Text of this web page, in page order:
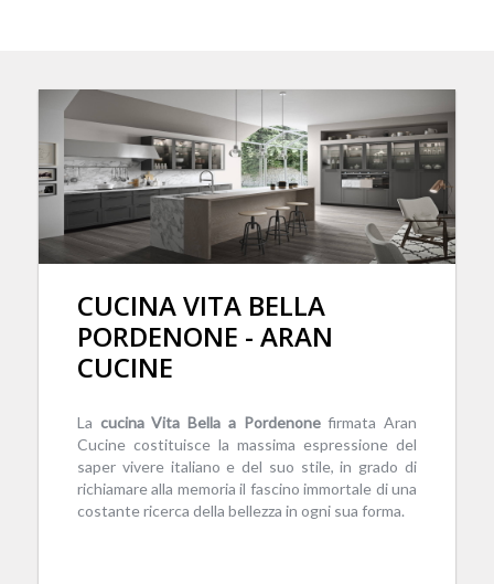
CUCINA VITA BELLA
PORDENONE - ARAN
CUCINE
La cucina Vita Bella a Pordenonefirmata Aran
Cucine costituisce la massima espressione del
saper vivere italiano e del suo stile, in grado di
richiamare alla memoria il fascino immortale di una
costante ricerca della bellezza in ogni sua forma.